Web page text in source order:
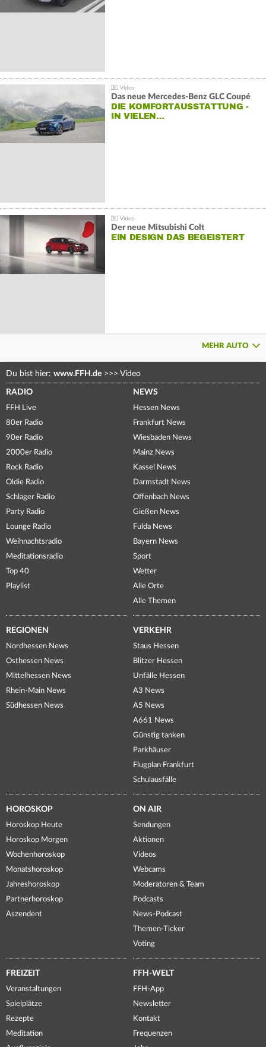
Das neue Mercedes-Benz GLC Coupé
DIE KOMFORTAUSSTATTUNG -
IN VIELEN…
Der neue Mitsubishi Colt
EIN DESIGN DAS BEGEISTERT
MEHR AUTO
Du bist hier: www.FFH.de >>> Video
RADIO
FFH Live
80er Radio
90er Radio
2000er Radio
Rock Radio
Oldie Radio
Schlager Radio
Party Radio
Lounge Radio
Weihnachtsradio
Meditationsradio
Top 40
Playlist
NEWS
Hessen News
Frankfurt News
Wiesbaden News
Mainz News
Kassel News
Darmstadt News
Offenbach News
Gießen News
Fulda News
Bayern News
Sport
Wetter
Alle Orte
Alle Themen
REGIONEN
Nordhessen News
Osthessen News
Mittelhessen News
Rhein-Main News
Südhessen News
VERKEHR
Staus Hessen
Blitzer Hessen
Unfälle Hessen
A3 News
A5 News
A661 News
Günstig tanken
Parkhäuser
Flugplan Frankfurt
Schulausfälle
HOROSKOP
Horoskop Heute
Horoskop Morgen
Wochenhoroskop
Monatshoroskop
Jahreshoroskop
Partnerhoroskop
Aszendent
ON AIR
Sendungen
Aktionen
Videos
Webcams
Moderatoren & Team
Podcasts
News-Podcast
Themen-Ticker
Voting
FREIZEIT
Veranstaltungen
Spielplätze
Rezepte
Meditation
FFH-WELT
FFH-App
Newsletter
Kontakt
Frequenzen